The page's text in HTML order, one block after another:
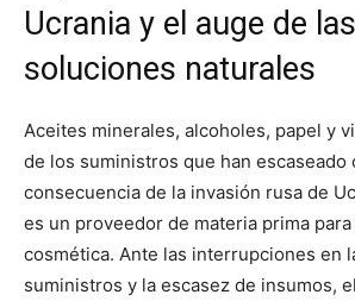
Ucrania y el auge de las
soluciones naturales
Aceites minerales, alcoholes, papel y
de los suministros que han escaseado
consecuencia de la invasión rusa de
es un proveedor de materia prima
cosmética. Ante las interrupciones en
suministros y la escasez de insumos,